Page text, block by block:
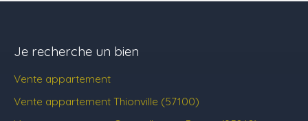
Je recherche un bien
Vente appartement
Vente appartement Thionville (57100)